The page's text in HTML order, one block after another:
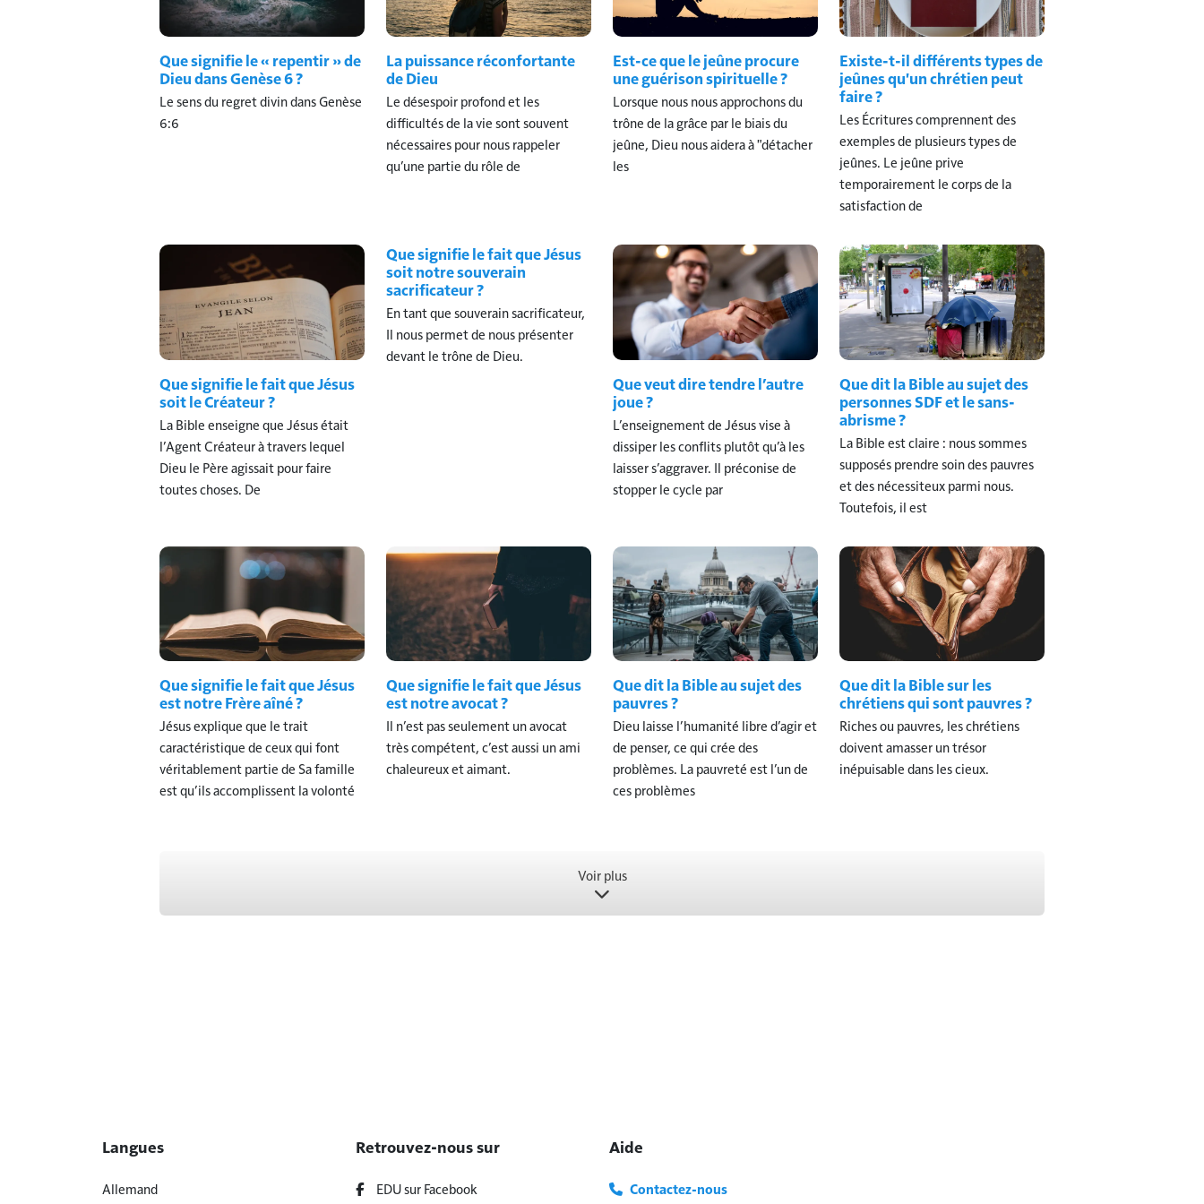
Que signifie le « repentir » de
Dieu dans Genèse 6 ?
Le sens du regret divin dans Genèse
6:6
La puissance réconfortante
de Dieu
Le désespoir profond et les
difficultés de la vie sont souvent
nécessaires pour nous rappeler
qu’une partie du rôle de
Est-ce que le jeûne procure
une guérison spirituelle ?
Lorsque nous nous approchons du
trône de la grâce par le biais du
jeûne, Dieu nous aidera à "détacher
les
Existe-t-il différents types de
jeûnes qu'un chrétien peut
faire ?
Les Écritures comprennent des
exemples de plusieurs types de
jeûnes. Le jeûne prive
temporairement le corps de la
satisfaction de
Que signifie le fait que Jésus
soit le Créateur ?
La Bible enseigne que Jésus était
l’Agent Créateur à travers lequel
Dieu le Père agissait pour faire
toutes choses. De
Que signifie le fait que Jésus
soit notre souverain
sacrificateur ?
En tant que souverain sacrificateur,
Il nous permet de nous présenter
devant le trône de Dieu.
Que veut dire tendre l’autre
joue ?
L’enseignement de Jésus vise à
dissiper les conflits plutôt qu’à les
laisser s’aggraver. Il préconise de
stopper le cycle par
Que dit la Bible au sujet des
personnes SDF et le sans-
abrisme ?
La Bible est claire : nous sommes
supposés prendre soin des pauvres
et des nécessiteux parmi nous.
Toutefois, il est
Que signifie le fait que Jésus
est notre Frère aîné ?
Jésus explique que le trait
caractéristique de ceux qui font
véritablement partie de Sa famille
est qu’ils accomplissent la volonté
Que signifie le fait que Jésus
est notre avocat ?
Il n’est pas seulement un avocat
très compétent, c’est aussi un ami
chaleureux et aimant.
Que dit la Bible au sujet des
pauvres ?
Dieu laisse l’humanité libre d’agir et
de penser, ce qui crée des
problèmes. La pauvreté est l’un de
ces problèmes
Que dit la Bible sur les
chrétiens qui sont pauvres ?
Riches ou pauvres, les chrétiens
doivent amasser un trésor
inépuisable dans les cieux.
voir plus
Langues
Allemand
Retrouvez-nous sur
EDU sur Facebook
Aide
Contactez-nous